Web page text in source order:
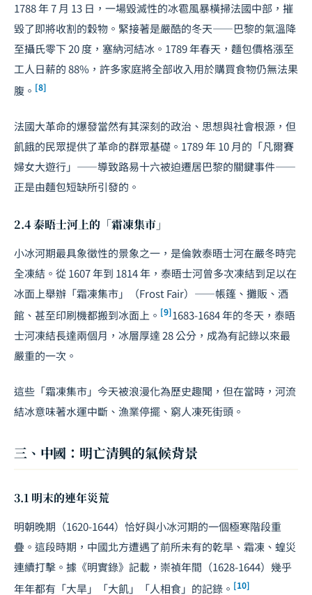
1788 年 7 月 13 日，一場毀滅性的冰雹風暴橫掃法國中部，摧
毀了即將收割的穀物。緊接著是嚴酷的冬天——巴黎的氣溫降
至攝氏零下 20 度，塞納河結冰。1789 年春天，麵包價格漲至
工人日薪的 88%，許多家庭將全部收入用於購買食物仍無法果
腹。 [8]
法國大革命的爆發當然有其深刻的政治、思想與社會根源，但
飢餓的民眾提供了革命的群眾基礎。1789 年 10 月的「凡爾賽
婦女大遊行」——導致路易十六被迫遷居巴黎的關鍵事件——
正是由麵包短缺所引發的。
2.4 泰晤士河上的「霜凍集市」
小冰河期最具象徵性的景象之一，是倫敦泰晤士河在嚴冬時完
全凍結。從 1607 年到 1814 年，泰晤士河曾多次凍結到足以在
冰面上舉辦「霜凍集市」（Frost Fair）——帳篷、攤販、酒
館、甚至印刷機都搬到冰面上。 [9]1683-1684 年的冬天，泰晤
士河凍結長達兩個月，冰層厚達 28 公分，成為有記錄以來最
嚴重的一次。
這些「霜凍集市」今天被浪漫化為歷史趣聞，但在當時，河流
結冰意味著水運中斷、漁業停擺、窮人凍死街頭。
三、中國：明亡清興的氣候背景
3.1 明末的連年災荒
明朝晚期（1620-1644）恰好與小冰河期的一個極寒階段重
疊。這段時期，中國北方遭遇了前所未有的乾旱、霜凍、蝗災
連續打擊。據《明實錄》記載，崇禎年間（1628-1644）幾乎
年年都有「大旱」「大飢」「人相食」的記錄。 [10]